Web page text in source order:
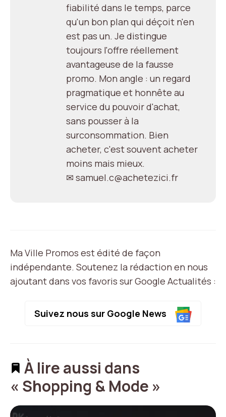
fiabilité dans le temps, parce
qu'un bon plan qui déçoit n'en
est pas un. Je distingue
toujours l'offre réellement
avantageuse de la fausse
promo. Mon angle : un regard
pragmatique et honnête au
service du pouvoir d'achat,
sans pousser à la
surconsommation. Bien
acheter, c'est souvent acheter
moins mais mieux.
✉ samuel.c@achetezici.fr
Ma Ville Promos est édité de façon
indépendante. Soutenez la rédaction en nous
ajoutant dans vos favoris sur Google Actualités :
Suivez nous sur Google News
À lire aussi dans
« Shopping & Mode »